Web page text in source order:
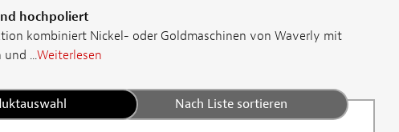
hochpoliert
kombiniert Nickel- oder Goldmaschinen von Waverly mit
...Weiterlesen
Nach Liste sortieren